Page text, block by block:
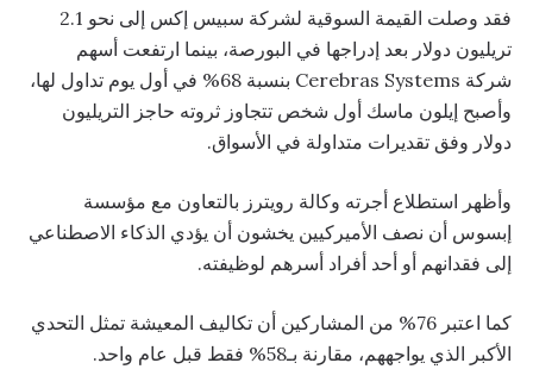
فقد وصلت القيمة السوقية لشركة سبيس إكس إلى نحو 2.1
تريليون دولار بعد إدراجها في البورصة، بينما ارتفعت أسهم
شركة Cerebras Systems بنسبة 68% في أول يوم تداول لها،
وأصبح إيلون ماسك أول شخص تتجاوز ثروته حاجز التريليون
دولار وفق تقديرات متداولة في الأسواق.
وأظهر استطلاع أجرته وكالة رويترز بالتعاون مع مؤسسة
إبسوس أن نصف الأميركيين يخشون أن يؤدي الذكاء الاصطناعي
إلى فقدانهم أو أحد أفراد أسرهم لوظيفته.
كما اعتبر 76% من المشاركين أن تكاليف المعيشة تمثل التحدي
الأكبر الذي يواجههم، مقارنة بـ58% فقط قبل عام واحد.